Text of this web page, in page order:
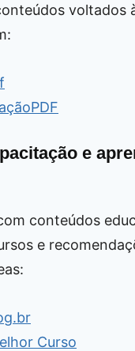
voltados
e
conteúdos
e
Curso